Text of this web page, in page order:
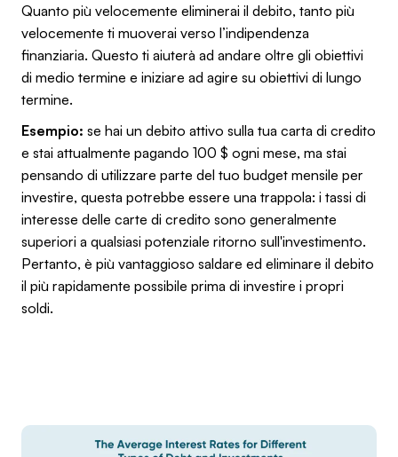
Quanto più velocemente eliminerai il debito, tanto più
velocemente ti muoverai verso l’indipendenza
finanziaria. Questo ti aiuterà ad andare oltre gli obiettivi
di medio termine e iniziare ad agire su obiettivi di lungo
termine.
Esempio: se hai un debito attivo sulla tua carta di credito
e stai attualmente pagando 100 $ ogni mese, ma stai
pensando di utilizzare parte del tuo budget mensile per
investire, questa potrebbe essere una trappola: i tassi di
interesse delle carte di credito sono generalmente
superiori a qualsiasi potenziale ritorno sull'investimento.
Pertanto, è più vantaggioso saldare ed eliminare il debito
il più rapidamente possibile prima di investire i propri
soldi.